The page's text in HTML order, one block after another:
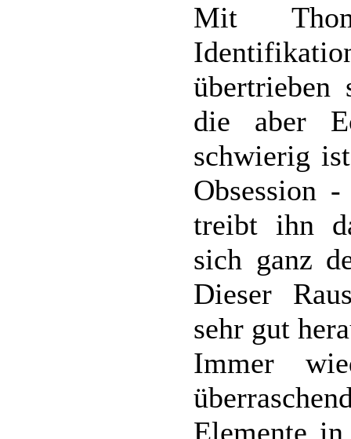
Mit
übertrieben
die aber
schwierig
Obsession
treibt ihn
sich ganz
Dieser
sehr gut
Immer
Elemente